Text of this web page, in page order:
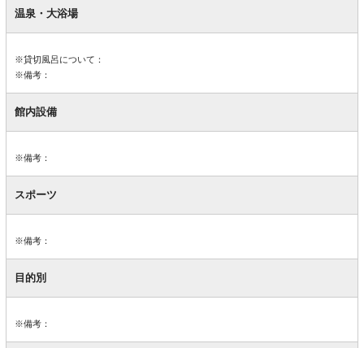
内温泉・大浴場
※貸切風呂について：
※備考：
館内設備
※備考：
スポーツ
※備考：
目的別
※備考：